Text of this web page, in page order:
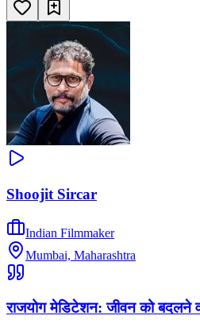
Shoojit Sircar
Indian Filmmaker
Mumbai, Maharashtra
राजयोग मेडिटेशन: जीवन को बदलने